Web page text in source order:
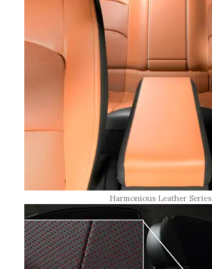
Harmonious Leather Series